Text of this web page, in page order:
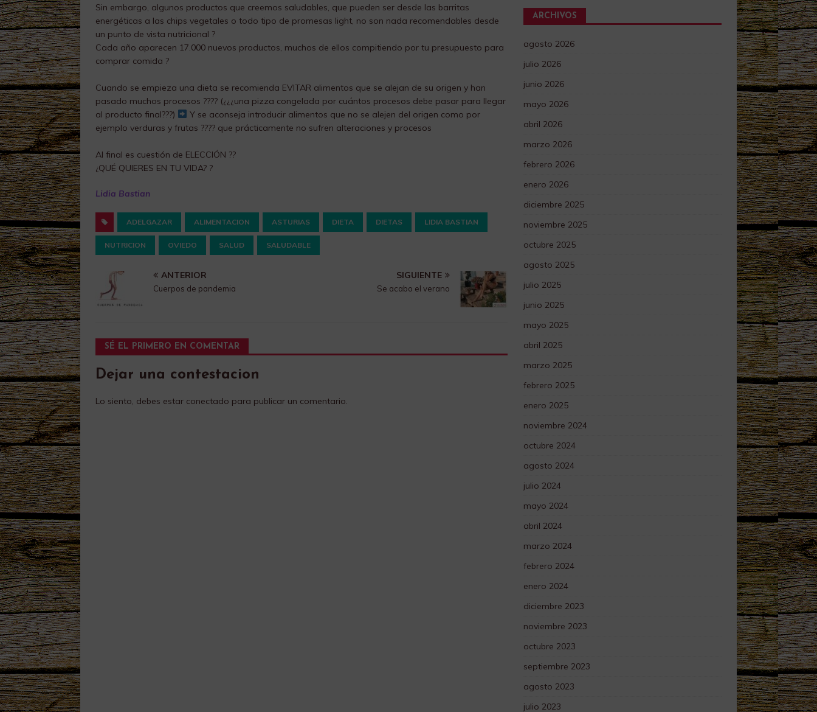
Sin embargo, algunos productos que creemos saludables, que pueden ser desde las barritas
energéticas a las chips vegetales o todo tipo de promesas light, no son nada recomendables desde
un punto de vista nutricional ?
Cada año aparecen 17.000 nuevos productos, muchos de ellos compitiendo por tu presupuesto para
comprar comida ?
Cuando se empieza una dieta se recomienda EVITAR alimentos que se alejan de su origen y han
pasado muchos procesos ???? (¿¿¿una pizza congelada por cuántos procesos debe pasar para llegar
al producto final???)
Y se aconseja introducir alimentos que no se alejen del origen como por
ejemplo verduras y frutas ???? que prácticamente no sufren alteraciones y procesos
Al final es cuestión de ELECCIÓN ??
¿QUÉ QUIERES EN TU VIDA? ?
Lidia Bastian
ADELGAZAR ALIMENTACION ASTURIAS DIETA DIETAS LIDIA BASTIAN
NUTRICION OVIEDO SALUD SALUDABLE
ANTERIOR
Cuerpos de pandemia
SIGUIENTE
Se acabo el verano
SÉ EL PRIMERO EN COMENTAR
Dejar una contestacion
Lo siento, debes estar conectado para publicar un comentario.
ARCHIVOS
agosto 2026
julio 2026
junio 2026
mayo 2026
abril 2026
marzo 2026
febrero 2026
enero 2026
diciembre 2025
noviembre 2025
octubre 2025
agosto 2025
julio 2025
junio 2025
mayo 2025
abril 2025
marzo 2025
febrero 2025
enero 2025
noviembre 2024
octubre 2024
agosto 2024
julio 2024
mayo 2024
abril 2024
marzo 2024
febrero 2024
enero 2024
diciembre 2023
noviembre 2023
octubre 2023
septiembre 2023
agosto 2023
julio 2023